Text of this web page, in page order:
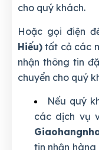
cho quý khách.
Hoặc gọi điện
Hiếu) tất cả các
nhận thông tin
chuyển cho quý
Nếu quý
các dịch vụ
tin nhận